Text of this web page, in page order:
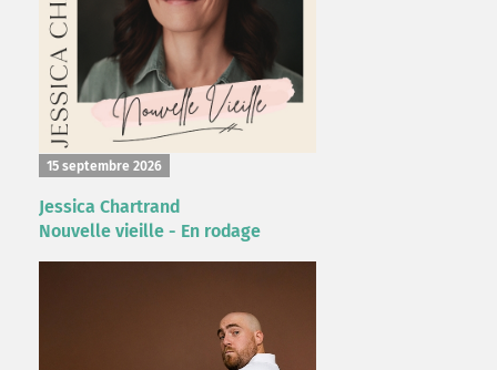
15 septembre 2026
Jessica Chartrand
Nouvelle vieille - En rodage